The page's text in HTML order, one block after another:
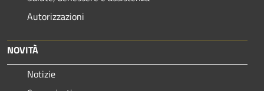
Autorizzazioni
NOVITÀ
Notizie